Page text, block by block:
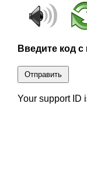
Введите код с
Отправить
Your support ID